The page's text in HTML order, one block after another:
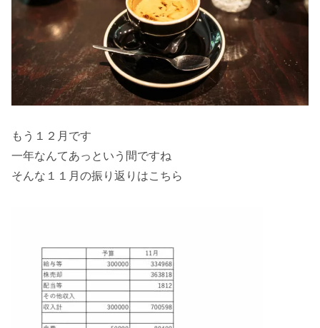
もう１２月です
一年なんてあっという間ですね
そんな１１月の振り返りはこちら